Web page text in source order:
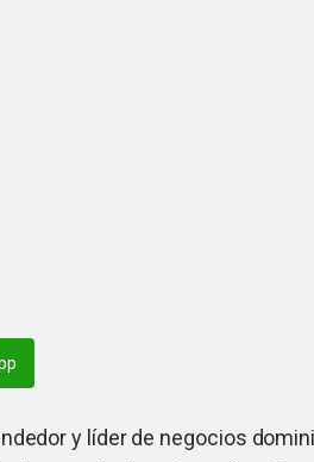
y líder de negocios